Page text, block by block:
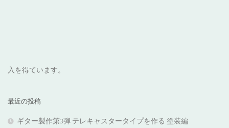
入を得ています。
最近の投稿
ギター製作第3弾 テレキャスタータイプを作る 塗装編